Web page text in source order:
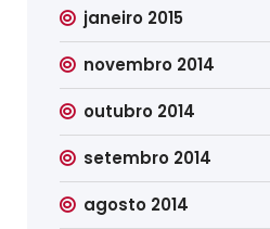
janeiro 2015
novembro 2014
outubro 2014
setembro 2014
agosto 2014